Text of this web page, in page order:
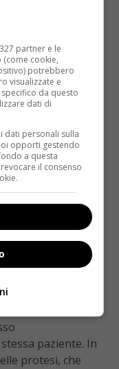
da parecchi
il nostro
del silicone
dal 1995,
, “talvolta da medici
Casadei – ma
o da praticanti
la loro opera
Non si
quello della
esiste la pratica
, perché lì viene
prodotto.
Tra le
mentre tra
paziente. In
protesi, che
partner e le
cookie,
potrebbero
visualizzate e
da questo
dati di
personali sulla
opporti gestendo
a questa
il consenso